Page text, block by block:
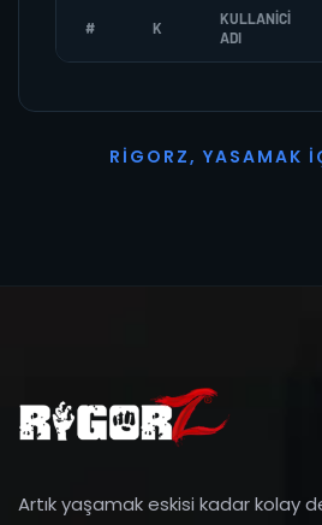
# K
KULLANICI
ADI
R I G O R Z, YASAMAK İ
Artık yaşamak eskisi kadar kolay